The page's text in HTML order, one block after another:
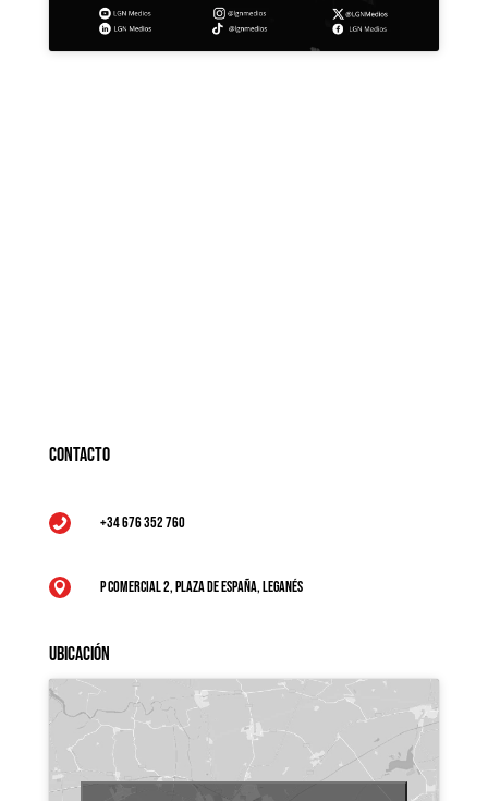
Contacto
 +34 676 352 760
 P Comercial 2, Plaza de España, Leganés
Ubicación